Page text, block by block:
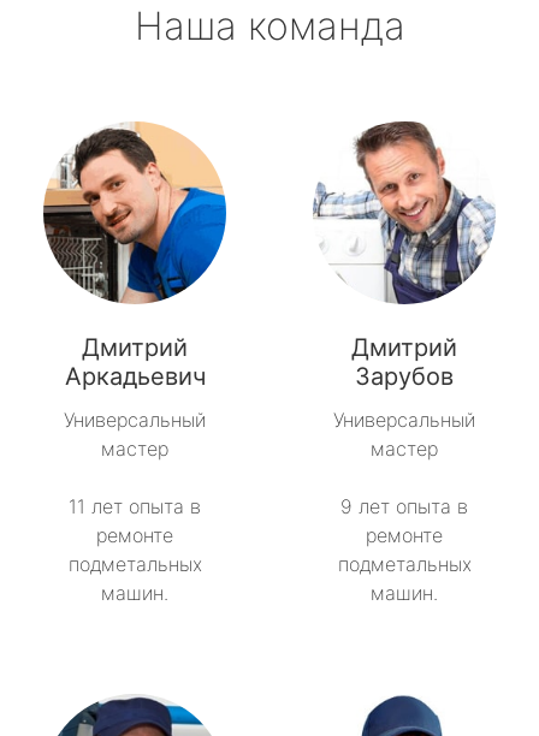
Рябово
Свирьстрой
Сиверский
Синявино
Советский
Тайцы
Толмачёво
Ульяновка
Форносово
Наша команда
Дмитрий
Аркадьевич
Универсальный
мастер
11 лет опыта в
ремонте
подметальных
машин.
Дмитрий
Зарубов
Универсальный
мастер
9 лет опыта в
ремонте
подметальных
машин.